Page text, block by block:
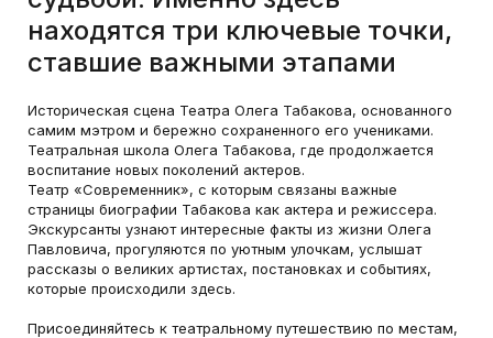
находятся три ключевые точки,
ставшие важными этапами
Историческая сцена Театра Олега Табакова, основанного
самим мэтром и бережно сохраненного его учениками.
Театральная школа Олега Табакова, где продолжается
воспитание новых поколений актеров.
Театр «Современник», с которым связаны важные
страницы биографии Табакова как актера и режиссера.
Экскурсанты узнают интересные факты из жизни Олега
Павловича, прогуляются по уютным улочкам, услышат
рассказы о великих артистах, постановках и событиях,
которые происходили здесь.
Присоединяйтесь к театральному путешествию по местам,